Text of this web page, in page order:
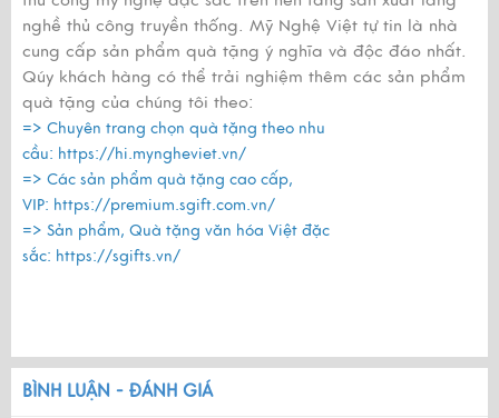
nghề thủ công truyền thống. Mỹ Nghệ Việt tự tin là nhà
cung cấp sản phẩm quà tặng ý nghĩa và độc đáo nhất.
Qúy khách hàng có thể trải nghiệm thêm các sản phẩm
quà tặng của chúng tôi theo:
=> Chuyên trang chọn quà tặng theo nhu
cầu: https://hi.myngheviet.vn/
=> Các sản phẩm quà tặng cao cấp,
VIP: https://premium.sgift.com.vn/
=> Sản phẩm, Quà tặng văn hóa Việt đặc
sắc: https://sgifts.vn/
BÌNH LUẬN - ĐÁNH GIÁ